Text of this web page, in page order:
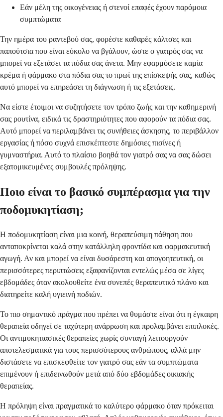
Εάν μέλη της οικογένειας ή στενοί επαφές έχουν παρόμοια
συμπτώματα
Την ημέρα του ραντεβού σας, φορέστε καθαρές κάλτσες και
παπούτσια που είναι εύκολο να βγάλουν, ώστε ο γιατρός σας να
μπορεί να εξετάσει τα πόδια σας άνετα. Μην εφαρμόσετε καμία
κρέμα ή φάρμακο στα πόδια σας το πρωί της επίσκεψής σας, καθώς
αυτό μπορεί να επηρεάσει τη διάγνωση ή τις εξετάσεις.
Να είστε έτοιμοι να συζητήσετε τον τρόπο ζωής και την καθημερινή
σας ρουτίνα, ειδικά τις δραστηριότητες που αφορούν τα πόδια σας.
Αυτό μπορεί να περιλαμβάνει τις συνήθειες άσκησης, το περιβάλλον
εργασίας ή πόσο συχνά επισκέπτεστε δημόσιες πισίνες ή
γυμναστήρια. Αυτό το πλαίσιο βοηθά τον γιατρό σας να σας δώσει
εξατομικευμένες συμβουλές πρόληψης.
Ποιο είναι το βασικό συμπέρασμα για την
ποδομυκητίαση;
Η ποδομυκητίαση είναι μια κοινή, θεραπεύσιμη πάθηση που
ανταποκρίνεται καλά στην κατάλληλη φροντίδα και φαρμακευτική
αγωγή. Αν και μπορεί να είναι δυσάρεστη και απογοητευτική, οι
περισσότερες περιπτώσεις εξαφανίζονται εντελώς μέσα σε λίγες
εβδομάδες όταν ακολουθείτε ένα συνεπές θεραπευτικό πλάνο και
διατηρείτε καλή υγιεινή ποδιών.
Το πιο σημαντικό πράγμα που πρέπει να θυμάστε είναι ότι η έγκαιρη
θεραπεία οδηγεί σε ταχύτερη ανάρρωση και προλαμβάνει επιπλοκές.
Οι αντιμυκητιασικές θεραπείες χωρίς συνταγή λειτουργούν
αποτελεσματικά για τους περισσότερους ανθρώπους, αλλά μην
διστάσετε να επισκεφθείτε τον γιατρό σας εάν τα συμπτώματα
επιμένουν ή επιδεινωθούν μετά από δύο εβδομάδες οικιακής
θεραπείας.
Η πρόληψη είναι πραγματικά το καλύτερο φάρμακο όταν πρόκειται